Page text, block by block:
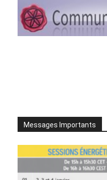
Messages Importants